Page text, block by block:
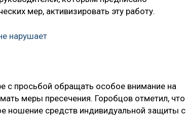
мер, активизировать эту работу.
нарушает
с просьбой обращать особое внимание на
меры пресечения. Горобцов отметил, что
ношение средств индивидуальной защиты с